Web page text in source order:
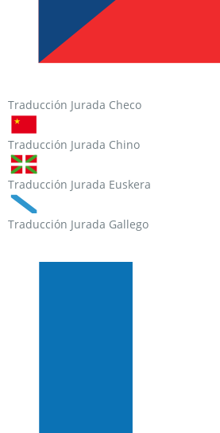
Traducción Jurada Checo
Traducción Jurada Chino
Traducción Jurada Euskera
Traducción Jurada Gallego